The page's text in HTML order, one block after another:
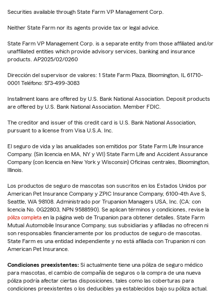
Securities available through State Farm VP Management Corp.
Neither State Farm nor its agents provide tax or legal advice.
State Farm VP Management Corp. is a separate entity from those affiliated and/or
unaffiliated entities which provide advisory services, banking and insurance
products. AP2025/02/0260
Dirección del supervisor de valores: 1 State Farm Plaza, Bloomington, IL 61710-
0001 Teléfono: 573-499-3083
Installment loans are offered by U.S. Bank National Association. Deposit products
are offered by U.S. Bank National Association. Member FDIC.
The creditor and issuer of this credit card is U.S. Bank National Association,
pursuant to a license from Visa U.S.A. Inc.
El seguro de vida y las anualidades son emitidos por State Farm Life Insurance
Company. (Sin licencia en MA, NY y WI) State Farm Life and Accident Assurance
Company (con licencia en New York y Wisconsin) Oficinas centrales, Bloomington,
Illinois.
Los productos de seguro de mascotas son suscritos en los Estados Unidos por
American Pet Insurance Company y ZPIC Insurance Company, 6100-4th Ave S,
Seattle, WA 98108. Administrado por Trupanion Managers USA, Inc. (CA: con
licencia No. 0G22803, NPN 9588590). Se aplican términos y condiciones, revise la
póliza completa en la página web de Trupanion para obtener detalles. State Farm
Mutual Automobile Insurance Company, sus subsidiarias y afiliadas no ofrecen ni
son responsables financieramente por los productos de seguro de mascotas.
State Farm es una entidad independiente y no está afiliada con Trupanion ni con
American Pet Insurance.
Condiciones preexistentes: Si actualmente tiene una póliza de seguro médico
para mascotas, el cambio de compañía de seguros o la compra de una nueva
póliza podría afectar ciertas disposiciones, tales como las coberturas para
condiciones preexistentes o los deducibles ya establecidos bajo su póliza actual.